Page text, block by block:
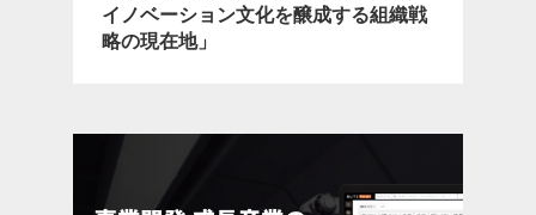
イノベーション文化を醸成する組織戦
略の現在地」